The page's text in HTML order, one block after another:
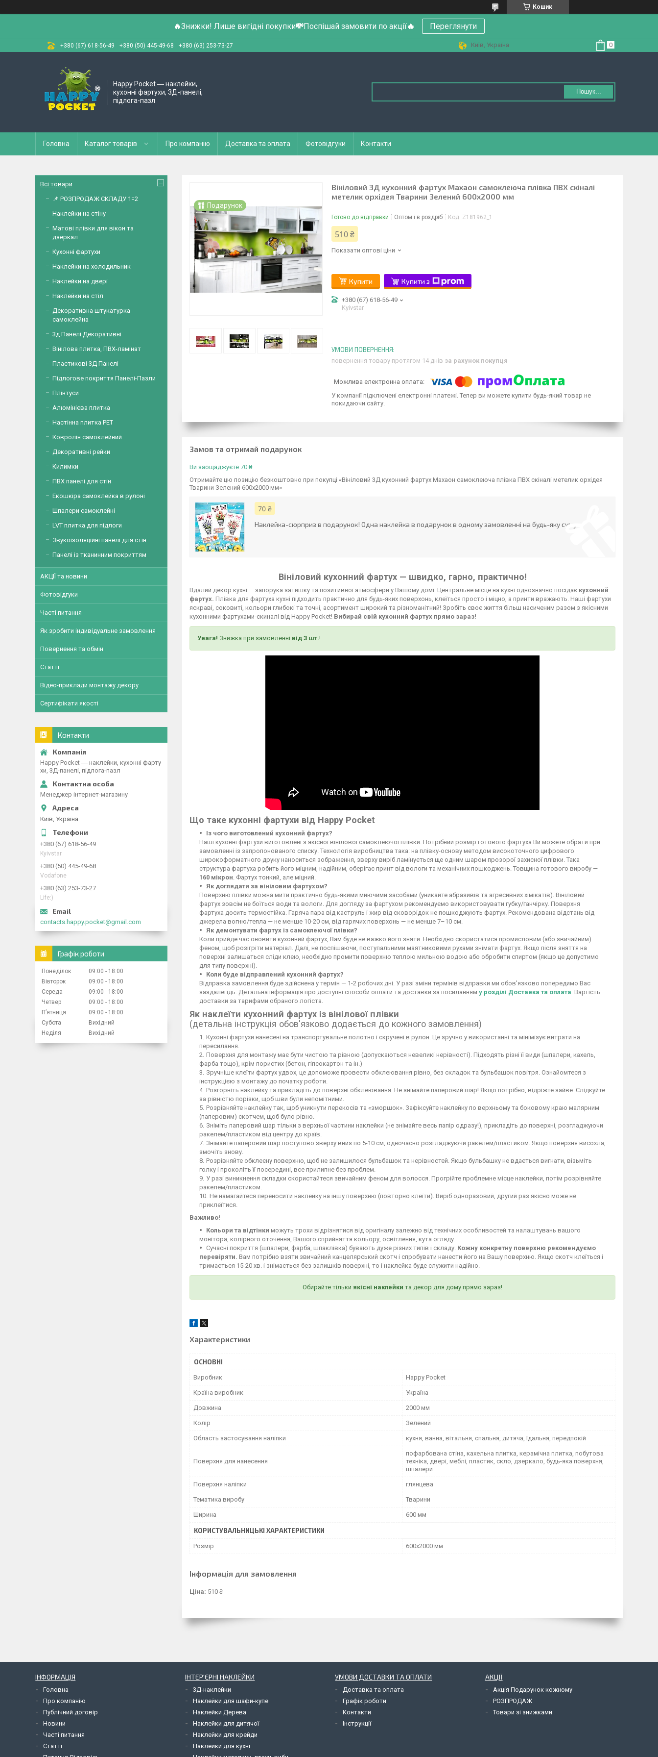
Кошик
🔥Знижки! Лише вигідні покупки💸Поспішай замовити по акції🔥 Переглянути
+380 (67) 618-56-49 +380 (50) 445-49-68 +380 (63) 253-73-27 Київ, Україна
Happy Pocket ― наклейки,
кухонні фартухи, 3Д-панелі,
підлога-пазл
Пошук...
Головна Каталог товарів Про компанію Доставка та оплата Фотовідгуки Контакти
Подарунок
Вініловий 3Д кухонний фартух Махаон самоклеюча плівка ПВХ скіналі
метелик орхідея Тварини Зелений 600х2000 мм
Готово до відправки Оптом і в роздріб Код: Z181962_1
510 ₴
Показати оптові ціни
Купити Купити з
+380 (67) 618-56-49
Kyivstar
повернення товару протягом 14 днів за рахунок покупця
У компанії підключені електронні платежі. Тепер ви можете купити будь-який товар не
покидаючи сайту.
Замов та отримай подарунок
Ви заощаджуєте 70 ₴
Отримайте цю позицію безкоштовно при покупці «Вініловий 3Д кухонний фартух Махаон самоклеюча плівка ПВХ скіналі метелик орхідея
Тварини Зелений 600х2000 мм»
70 ₴
Наклейка-сюрприз в подарунок! Одна наклейка в подарунок в одному замовленні на будь-яку суму
Вініловий кухонний фартух — швидко, гарно, практично!
Вдалий декор кухні — запорука затишку та позитивної атмосфери у Вашому домі. Центральне місце на кухні однозначно посідає кухонний
фартух. Плівка для фартуха кухні підходить практично для будь-яких поверхонь, клеїться просто і міцно, а принти вражають. Наші фартухи
яскраві, соковиті, кольори глибокі та точні, асортимент широкий та різноманітний! Зробіть своє життя більш насиченим разом з якісними
кухонними фартухами-скиналі від Happy Pocket! Вибирай свій кухонний фартух прямо зараз!
Увага! Знижка при замовленні від 3 шт.!
Що таке кухонні фартухи від Happy Pocket
Із чого виготовлений кухонний фартух?
Наші кухонні фартухи виготовлені з якісної вінілової самоклеючої плівки. Потрібний розмір готового фартуха Ви можете обрати при
замовленні із запропонованого списку. Технологія виробництва така: на плівку-основу методом високоточного цифрового
широкоформатного друку наноситься зображення, зверху виріб ламінується ще одним шаром прозорої захисної плівки. Така
структура фартуха робить його міцним, надійним, оберігає принт від вологи та механічних пошкоджень. Товщина готового виробу —
160 мікрон . Фартух тонкий, але міцний.
Як доглядати за вініловим фартухом?
Поверхню плівки можна мити практично будь-якими миючими засобами (уникайте абразивів та агресивних хімікатів). Вініловий
фартух зовсім не боїться води та вологи. Для догляду за фартухом рекомендуємо використовувати губку/ганчірку. Поверхня
фартуха досить термостійка. Гаряча пара від каструль і жир від сковорідок не пошкоджують фартух. Рекомендована відстань від
джерела вогню/тепла — не менше 10-20 см, від гарячих поверхонь — не менше 7–10 см.
Як демонтувати фартух із самоклеючої плівки?
Коли прийде час оновити кухонний фартух, Вам буде не важко його зняти. Необхідно скористатися промисловим (або звичайним)
феном, щоб розігріти матеріал. Далі, не поспішаючи, поступальними маятниковими рухами знімати фартух. Якщо після зняття на
поверхні залишаться сліди клею, необхідно промити поверхню теплою мильною водою або обробити спиртом (якщо це допустимо
для типу поверхні).
Коли буде відправлений кухонний фартух?
Відправка замовлення буде здійснена у термін — 1-2 робочих дні. У разі зміни термінів відправки ми обов'язково попередимо Вас
заздалегідь. Детальна інформація про доступні способи оплати та доставки за посиланням у розділі Доставка та оплата . Вартість
доставки за тарифами обраного логіста.
Як наклеїти кухонний фартух із вінілової плівки
(детальна інструкція обов'язково додається до кожного замовлення)
Кухонні фартухи нанесені на транспортувальне полотно і скручені в рулон. Це зручно у використанні та мінімізує витрати на
пересилання.
Поверхня для монтажу має бути чистою та рівною (допускаються невеликі нерівності). Підходять різні її види (шпалери, кахель,
фарба тощо), крім пористих (бетон, гіпсокартон та ін.)
Зручніше клеїти фартух удвох, це допоможе провести обклеювання рівно, без складок та бульбашок повітря. Ознайомтеся з
інструкцією з монтажу до початку роботи.
Розгорніть наклейку та прикладіть до поверхні обклеювання. Не знімайте паперовий шар! Якщо потрібно, відріжте зайве. Слідкуйте
за рівністю порізки, щоб шви були непомітними.
Розрівняйте наклейку так, щоб уникнути перекосів та «зморшок». Зафіксуйте наклейку по верхньому та боковому краю малярним
(паперовим) скотчем, щоб було рівно.
Зніміть паперовий шар тільки з верхньої частини наклейки (не знімайте весь папір одразу!), прикладіть до поверхні, розгладжуючи
ракелем/пластиком від центру до країв.
Знімайте паперовий шар поступово зверху вниз по 5-10 см, одночасно розгладжуючи ракелем/пластиком. Якщо поверхня висохла,
змочіть знову.
Розрівняйте обклеєну поверхню, щоб не залишилося бульбашок та нерівностей. Якщо бульбашку не вдається вигнати, візьміть
голку і проколіть її посередині, все прилипне без проблем.
У разі виникнення складки скористайтеся звичайним феном для волосся. Прогрійте проблемне місце наклейки, потім розрівняйте
ракелем/пластиком.
Не намагайтеся переносити наклейку на іншу поверхню (повторно клеїти). Виріб одноразовий, другий раз якісно може не
приклеїтися.
Важливо!
Кольори та відтінки можуть трохи відрізнятися від оригіналу залежно від технічних особливостей та налаштувань вашого
монітора, колірного оточення, Вашого сприйняття кольору, освітлення, кута огляду.
Сучасні покриття (шпалери, фарба, шпаклівка) бувають дуже різних типів і складу. Кожну конкретну поверхню рекомендуємо
перевіряти. Вам потрібно взяти звичайний канцелярський скотч і спробувати нанести його на Вашу поверхню. Якщо скотч клеїться і
тримається 15-20 хв. і знімається без залишків поверхні, то і наклейка буде служити надійно.
Обирайте тільки якісні наклейки та декор для дому прямо зараз!
Характеристики
ОСНОВНІ
Виробник Happy Pocket
Країна виробник Україна
Довжина 2000 мм
Колір Зелений
Область застосування наліпки кухня, ванна, вітальня, спальня, дитяча, їдальня, передпокій
Поверхня для нанесення
пофарбована стіна, кахельна плитка, керамічна плитка, побутова
техніка, двері, меблі, пластик, скло, дзеркало, будь-яка поверхня,
шпалери
Поверхня наліпки глянцева
Тематика виробу Тварини
Ширина 600 мм
КОРИСТУВАЛЬНИЦЬКІ ХАРАКТЕРИСТИКИ
Розмір 600х2000 мм
Інформація для замовлення
Ціна: 510 ₴
Всі товари
📌 РОЗПРОДАЖ СКЛАДУ 1=2
Наклейки на стіну
Матові плівки для вікон та
дзеркал
Кухонні фартухи
Наклейки на холодильник
Наклейки на двері
Наклейки на стіл
Декоративна штукатурка
самоклейна
3д Панелі Декоративні
Вінілова плитка, ПВХ-ламінат
Пластикові 3Д Панелі
Підлогове покриття Панелі-Пазли
Плінтуси
Алюмінієва плитка
Настінна плитка PET
Ковролін самоклейний
Декоративні рейки
Килимки
ПВХ панелі для стін
Екошкіра самоклейка в рулоні
Шпалери самоклейні
LVT плитка для підлоги
Звукоізоляційні панелі для стін
Панелі із тканинним покриттям
АКЦІЇ та новини
Фотовідгуки
Часті питання
Як зробити індивідуальне замовлення
Повернення та обмін
Статті
Відео-приклади монтажу декору
Сертифікати якості
Контакти
Happy Pocket ― наклейки, кухонні фарту
хи, 3Д-панелі, підлога-пазл
Менеджер інтернет-магазину
Київ, Україна
+380 (67) 618-56-49
Kyivstar
+380 (50) 445-49-68
Vodafone
+380 (63) 253-73-27
Life:)
contacts.happy.pocket@gmail.com
Графік роботи
Понеділок 09:00
18:00
Вівторок
09:00
18:00
Середа
09:00
18:00
Четвер
09:00
18:00
Пʼятниця
09:00
18:00
Субота
Вихідний
Неділя
Вихідний
ІНФОРМАЦІЯ
Головна
Про компанію
Публічний договір
Новини
Часті питання
Статті
ІНТЕР'ЄРНІ НАКЛЕЙКИ
3Д-наклейки
Наклейки для шафи-купе
Наклейки Дерева
Наклейки для дитячої
Наклейки для крейди
Наклейки для кухні
УМОВИ ДОСТАВКИ ТА ОПЛАТИ
Доставка та оплата
Графік роботи
Контакти
Інструкції
АКЦІЇ
Акція Подарунок кожному
РОЗПРОДАЖ
Товари зі знижками